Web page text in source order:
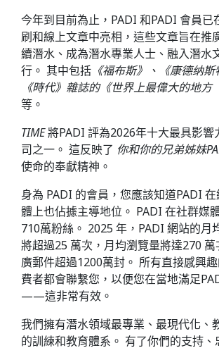
今年到目前為止，PADI 和PADI 會員已
刷和線上文章中亮相，這些文章旨在推
續潛水、成為潛水專業人士、融入潛水
行。 其中包括 《福布斯》、《康德纳斯
《時代》雜誌的《世界上最偉大的地方
等。
TIME將PADI 評為2026年十大最具影響
司之一。 這反映了 你和你的兄弟姊妹
使命的奉獻精神。
身為 PADI 的會員，您應該知道PADI
體上也佔據主導地位。 PADI 在社群媒
710萬粉絲。 2025 年，PADI 網站的月
將超過25 萬次，月均瀏覽量將達270 萬
廣郵件超過1200萬封。 所有直接感興
費者都會聯繫您，以便您在當地滿足
——這非常有效。
我們擁有潛水領域最專業、最現代化、
的訓練和教育體系。 有了你們的支持